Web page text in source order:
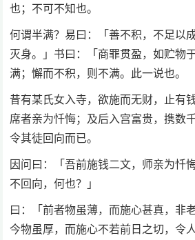
也；不可不知也。
何谓半满？易曰：「善不积，不足以
灭身。」书曰：「商罪贯盈，如贮物
满；懈而不积，则不满。此一说也。
昔有某氏女入寺，欲施而无财，止有
席者亲为忏悔；及后入宫富贵，携数
令其徒回向而已。
因问曰：「吾前施钱二文，师亲为忏
不回向，何也？」
曰：「前者物虽薄，而施心甚真，非
今物虽厚，而施心不若前日之切，令